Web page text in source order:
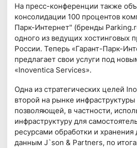
На пресс-конференции также
консолидации 100 процентов
Парк-Интернет" (бренды
одного из ведущих хостинговых
России. Теперь «Гарант-Парк-
предлагает свои услуги под
«Inoventica Services».
Одна из стратегических целей
второй на рынке инфраструктуры
позволяющей, в частности,
инфраструктуру для
ресурсами обработки и
данным J`son & Partners, по